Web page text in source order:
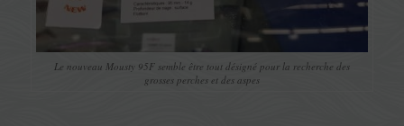
Le nouveau Mousty 95F semble être tout désigné pour la recherche des
grosses perches et des aspes